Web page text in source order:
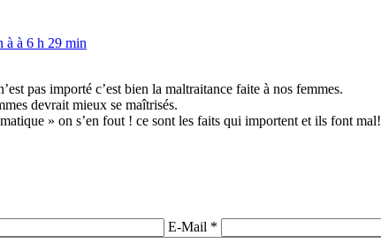
à à 6 h 29 min
pas importé c’est bien la maltraitance faite à nos femmes.
devrait mieux se maîtrisés.
» on s’en fout ! ce sont les faits qui importent et ils font mal!
E-Mail *